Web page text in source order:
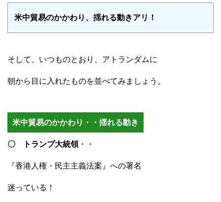
米中貿易のかかわり、揺れる動きアリ！
そして、いつものとおり、アトランダムに
朝から目に入れたものを並べてみましょう。
米中貿易のかかわり・・揺れる動き
〇 トランプ大統領・・
『香港人権・民主主義法案』への署名
迷っている！